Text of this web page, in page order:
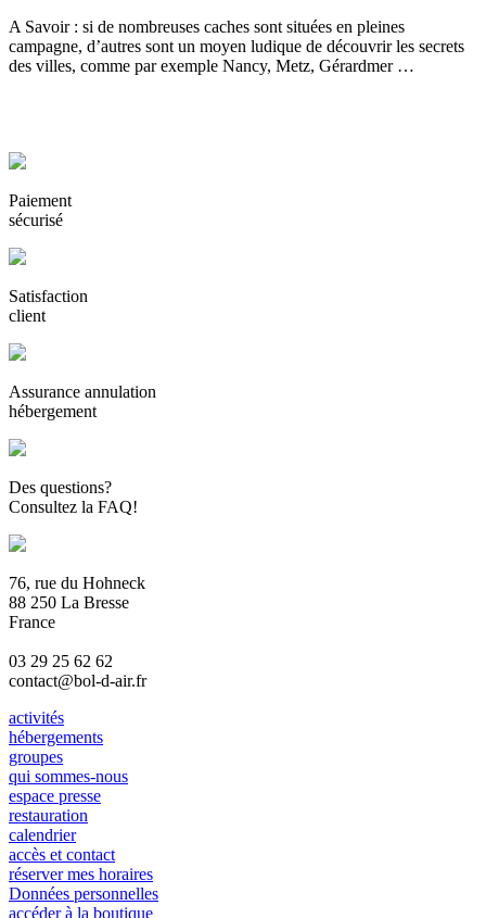
A Savoir : si de nombreuses caches sont situées en pleines
campagne, d’autres sont un moyen ludique de découvrir les secrets
des villes, comme par exemple Nancy, Metz, Gérardmer …
Paiement
sécurisé
Satisfaction
client
Assurance annulation
hébergement
Des questions?
Consultez la FAQ!
76, rue du Hohneck
88 250 La Bresse
France
03 29 25 62 62
contact@bol-d-air.fr
activités
hébergements
groupes
qui sommes-nous
espace presse
restauration
calendrier
accès et contact
réserver mes horaires
Données personnelles
accéder à la boutique